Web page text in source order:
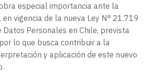
especial importancia ante la
vigencia de la nueva Ley N° 21.719
Datos Personales en Chile, prevista
lo que busca contribuir a la
y aplicación de este nuevo